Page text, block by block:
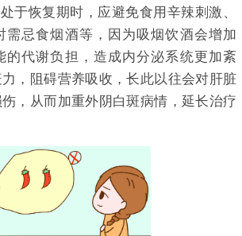
恢复期时，应避免食用辛辣刺激、
需忌食烟酒等，因为吸烟饮酒会增加
的代谢负担，造成内分泌系统更加紊
，阻碍营养吸收，长此以往会对肝脏
，从而加重外阴白斑病情，延长治疗